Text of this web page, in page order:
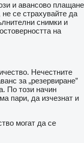
и авансово плащане
се страхувайте да
снимки и
на
Нечестните
за „резервиране”
По този начин
пари, да изчезнат и
могат да се